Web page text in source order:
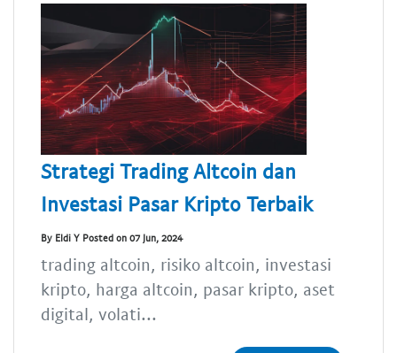
Strategi Trading Altcoin dan
Investasi Pasar Kripto Terbaik
By Eldi Y Posted on 07 Jun, 2024
trading altcoin, risiko altcoin, investasi
kripto, harga altcoin, pasar kripto, aset
digital, volati...